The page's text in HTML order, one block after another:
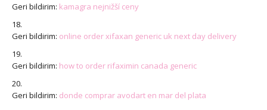
Geri bildirim: kamagra nejnižší ceny
Geri bildirim: online order xifaxan generic uk next day delivery
Geri bildirim: how to order rifaximin canada generic
Geri bildirim: donde comprar avodart en mar del plata